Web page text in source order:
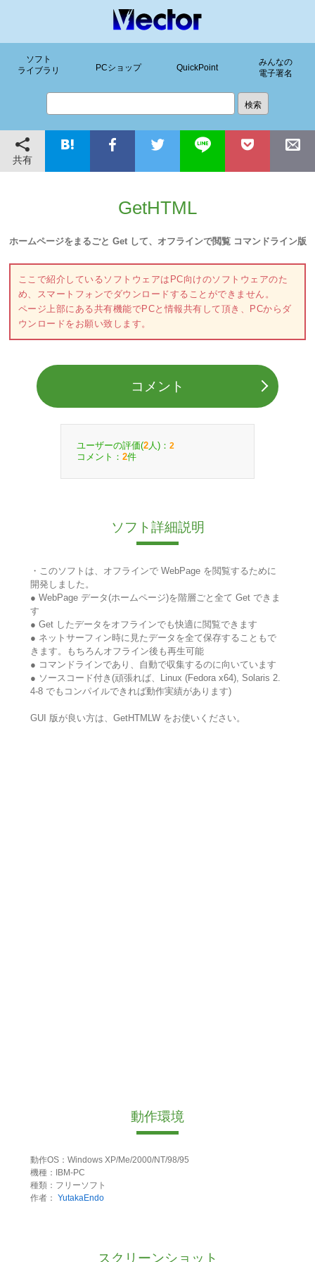
ソフト
ライブラリ
PCショップ QuickPoint
みんなの
電子署名
共有
GetHTML
ホームページをまるごと Get して、オフラインで閲覧 コマンドライン版
ここで紹介しているソフトウェアはPC向けのソフトウェアのた
め、スマートフォンでダウンロードすることができません。
ページ上部にある共有機能でPCと情報共有して頂き、PCからダ
ウンロードをお願い致します。
コメント
ユーザーの評価(2 人)： 2
コメント： 2件
ソフト詳細説明
・このソフトは、オフラインで WebPage を閲覧するために
開発しました。
● WebPage データ(ホームページ)を階層ごと全て Get できま
す
● Get したデータをオフラインでも快適に閲覧できます
● ネットサーフィン時に見たデータを全て保存することもで
きます。もちろんオフライン後も再生可能
● コマンドラインであり、自動で収集するのに向いています
● ソースコード付き(頑張れば、Linux (Fedora x64), Solaris 2.
4-8 でもコンパイルできれば動作実績があります)
GUI 版が良い方は、GetHTMLW をお使いください。
動作環境
動作OS：Windows XP/Me/2000/NT/98/95
機種：IBM-PC
種類：フリーソフト
作者： YutakaEndo
スクリーンショット